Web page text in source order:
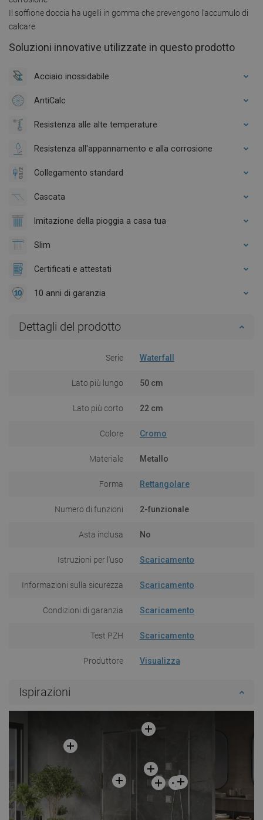
Il soffione doccia ha ugelli in gomma che prevengono l'accumulo di
calcare
Soluzioni innovative utilizzate in questo prodotto
Acciaio inossidabile
AntiCalc
Resistenza alle alte temperature
Resistenza all'appannamento e alla corrosione
Collegamento standard
Cascata
Imitazione della pioggia a casa tua
Slim
Certificati e attestati
10 anni di garanzia
Dettagli del prodotto
Serie Waterfall
Lato più lungo 50 cm
Lato più corto 22 cm
Colore Cromo
Materiale Metallo
Forma Rettangolare
Numero di funzioni 2-funzionale
Asta inclusa No
Istruzioni per l'uso Scaricamento
Informazioni sulla sicurezza Scaricamento
Condizioni di garanzia Scaricamento
Test PZH Scaricamento
Produttore Visualizza
Ispirazioni